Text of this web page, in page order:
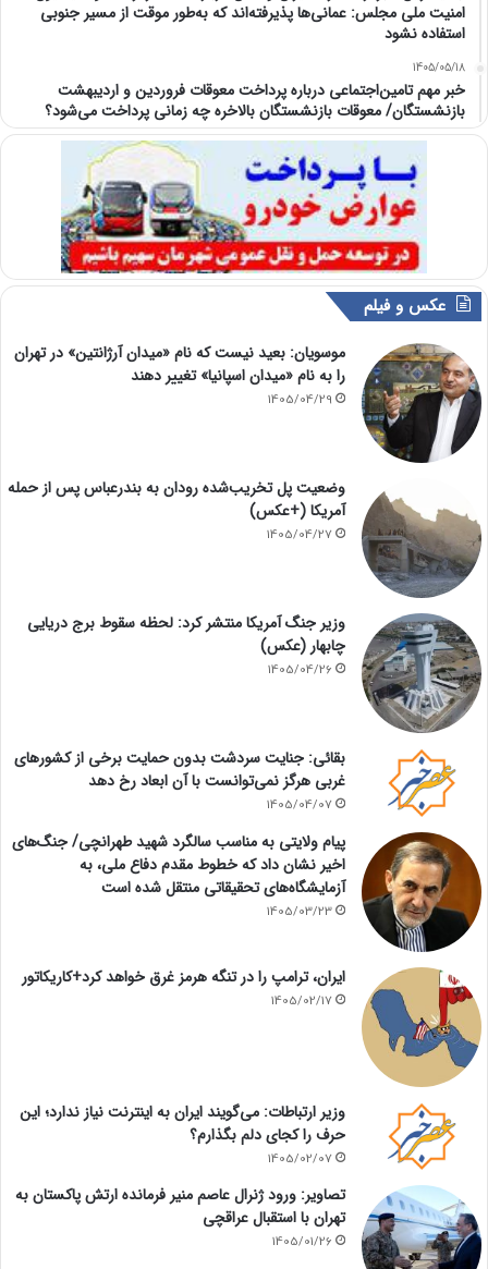
امنیت ملی مجلس: عمانی‌ها پذیرفته‌اند که به‌طور موقت از مسیر جنوبی
استفاده نشود
1405/05/18
خبر مهم تامین‌اجتماعی درباره پرداخت معوقات فروردین و اردیبهشت
بازنشستگان/ معوقات بازنشستگان بالاخره چه زمانی پرداخت می‌شود؟
عکس و فیلم
موسویان: بعید نیست که نام «میدان آرژانتین» در تهران
را به نام «میدان اسپانیا» تغییر دهند
1405/04/29
وضعیت پل تخریب‌شده رودان به بندرعباس پس از حمله
آمریکا (+عکس)
1405/04/27
وزیر جنگ آمریکا منتشر کرد: لحظه سقوط برج دریایی
چابهار (عکس)
1405/04/26
بقائی: جنایت سردشت بدون حمایت برخی از کشورهای
غربی هرگز نمی‌توانست با آن ابعاد رخ دهد
1405/04/07
پیام ولایتی به مناسب سالگرد شهید طهرانچی/ جنگ‌های
اخیر نشان داد که خطوط مقدم دفاع ملی، به
آزمایشگاه‌های تحقیقاتی منتقل شده است
1405/03/23
ایران، ترامپ را در تنگه هرمز غرق خواهد کرد+کاریکاتور
1405/02/17
وزیر ارتباطات: می‌گویند ایران به اینترنت نیاز ندارد؛ این
حرف را کجای دلم بگذارم؟
1405/02/07
تصاویر: ورود ژنرال عاصم منیر فرمانده ارتش پاکستان به
تهران با استقبال عراقچی
1405/01/26